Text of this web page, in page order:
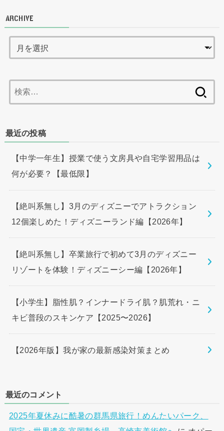
ARCHIVE
索:
最近の投稿
【中学一年生】授業で使う文房具や自宅学習用品は
何が必要？【最低限】
【絶叫系無し】3月のディズニーでアトラクション
12個楽しめた！ディズニーランド編【2026年】
【絶叫系無し】卒業旅行で初めて3月のディズニー
リゾートを体験！ディズニーシー編【2026年】
【小学生】脂性肌？インナードライ肌？肌荒れ・ニ
キビ普段のスキンケア【2025〜2026】
【2026年版】我が家の最新感染対策まとめ
最近のコメント
2025年夏休みに酷暑の群馬県旅行！めんたいパーク、